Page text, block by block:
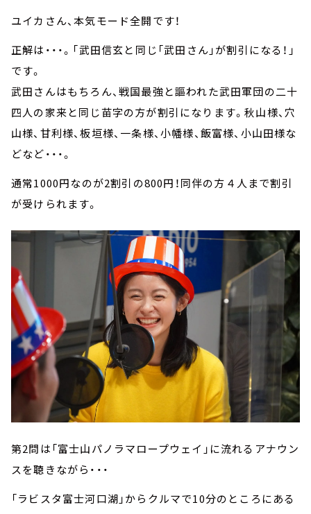
ユイカさん、本気モード全開です！
正解は・・・。「武田信玄と同じ「武田さん」が割引になる！」
です。
武田さんはもちろん、戦国最強と謳われた武田軍団の二十
四人の家来と同じ苗字の方が割引になります。秋山様、穴
山様、甘利様、板垣様、一条様、小幡様、飯富様、小山田様な
どなど・・・。
通常1000円なのが2割引の800円！同伴の方４人まで割引
が受けられます。
第2問は「富士山パノラマロープウェイ」に流れるアナウン
スを聴きながら・・・
「ラビスタ富士河口湖」からクルマで10分のところにある